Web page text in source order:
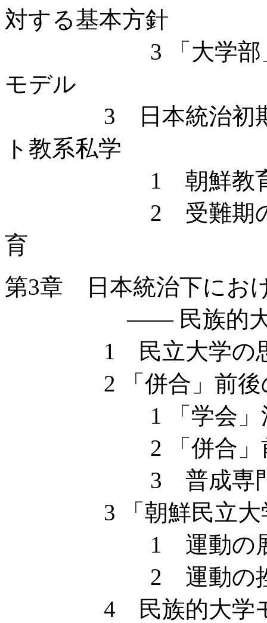
対する基本方針
3 「大学部」設
モデル
3 日本統治初期に
ト教系私学
1 朝鮮教育令下
2 受難期のキリ
育
第3章 日本統治下にお
—— 民族的大学
1 民立大学の思
2 「併合」前後の
1 「学会」
2 「併合」前後
3 普成専門学
3 「朝鮮民立大学
1 運動の展
2 運動の挫
4 民族的大学モ